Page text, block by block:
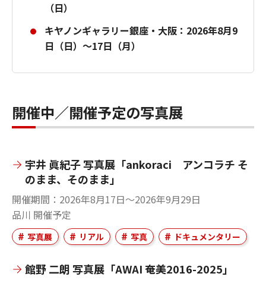
（日）
キヤノンギャラリー銀座・大阪：2026年8月9
日（日）～17日（月）
開催中／開催予定の写真展
宇井 眞紀子 写真展「ankoraci アンコラチ そ
のまま、そのまま」
開催期間
2026年8月17日～2026年9月29日
品川 開催予定
写真展 リアル 写真 ドキュメンタリー
館野 二朗 写真展「AWAI 奄美2016-2025」